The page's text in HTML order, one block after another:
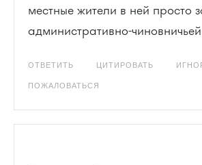
местные жители в ней просто
административно-
ОТВЕТИТЬ ЦИТИРОВАТЬ
ПОЖАЛОВАТЬСЯ